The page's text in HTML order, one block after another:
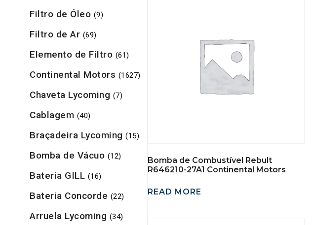
Filtro de Óleo (9)
Filtro de Ar (69)
Elemento de Filtro (61)
Continental Motors (1627)
Chaveta Lycoming (7)
Cablagem (40)
Braçadeira Lycoming (15)
Bomba de Vácuo (12)
Bateria GILL (16)
Bateria Concorde (22)
Arruela Lycoming (34)
Bomba de Combustível Rebult
R646210-27A1 Continental Motors
READ MORE